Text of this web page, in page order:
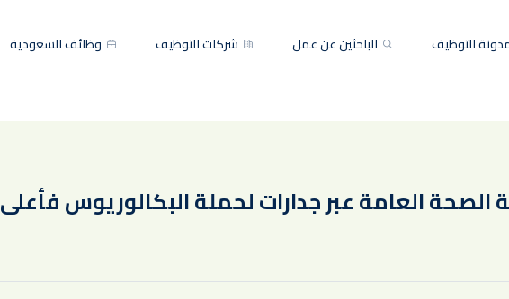
وظائف السعودية شركات التوظيف الباحثين عن عمل
التوظيف
العامة عبر جدارات لحملة البكالوريوس فأعلى